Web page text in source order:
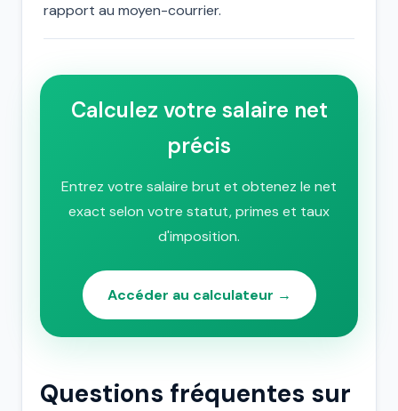
rapport au moyen-courrier.
Calculez votre salaire net
précis
Entrez votre salaire brut et obtenez le net
exact selon votre statut, primes et taux
d'imposition.
Accéder au calculateur →
Questions fréquentes sur